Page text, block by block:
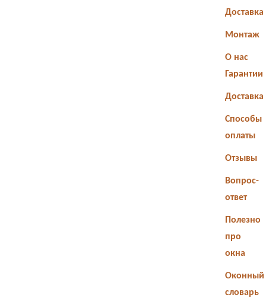
Доставка
Монтаж
О нас
Гарантии
Доставка
Способы
оплаты
Отзывы
Вопрос-
ответ
Полезно
про
окна
Оконный
словарь